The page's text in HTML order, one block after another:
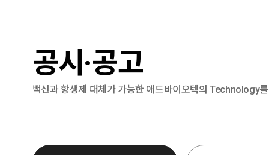
공시·공고
백신과 항생제 대체가 가능한 애드바이오텍의 Technology